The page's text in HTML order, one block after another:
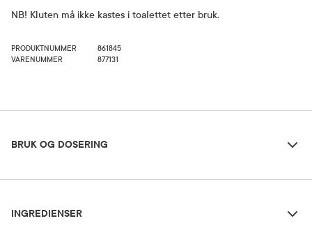
NB! Kluten må ikke kastes i toalettet etter bruk.
PRODUKTNUMMER
861845
VARENUMMER
877131
BRUK OG DOSERING
Ikke kast kluten i toalettet.
INGREDIENSER